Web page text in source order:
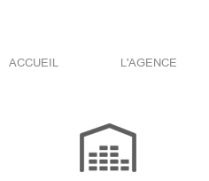
ACCUEIL L'AGENCE